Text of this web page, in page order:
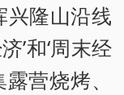
兴隆山沿线
’和‘周末经
营烧烤、